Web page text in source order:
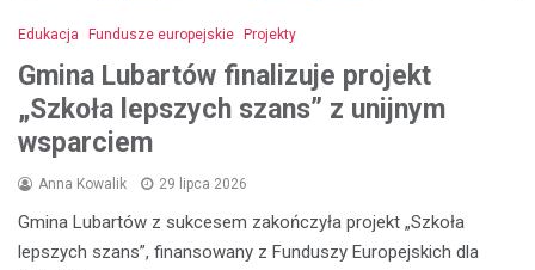
Edukacja Fundusze europejskie Projekty
Gmina Lubartów finalizuje projekt
„Szkoła lepszych szans” z unijnym
wsparciem
Anna Kowalik 29 lipca 2026
Gmina Lubartów z sukcesem zakończyła projekt „Szkoła
lepszych szans”, finansowany z Funduszy Europejskich dla